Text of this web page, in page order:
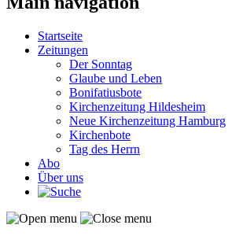
Startseite
Zeitungen
Der Sonntag
Glaube und Leben
Bonifatiusbote
Kirchenzeitung Hildesheim
Neue Kirchenzeitung Hamburg
Kirchenbote
Tag des Herrn
Abo
Über uns